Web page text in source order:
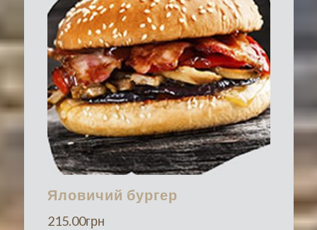
Яловичий бургер
215.00грн